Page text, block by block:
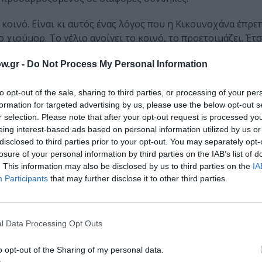
- Do Not Process My Personal Information
opt-out of the sale, sharing to third parties, or processing of your
for targeted advertising by us, please use the below opt-out
selection. Please note that after your opt-out request is processed
interest-based ads based on personal information utilized by us
to third parties prior to your opt-out. You may separately
of your personal information by third parties on the IAB’s list of
This information may also be disclosed by us to third parties on the
Participants that may further disclose it to other third parties.
Data Processing Opt Outs
opt-out of the Sharing of my personal data.
Είναι κι αυτός ένας λόγος που η Κικουνοχάνα
Το γέλιο ανοίγει το κοινό, το προετοιμάζει.
το οποίο έχω παίξει σε διάφορα καφενεία της
αίθουσας. Χρειάστηκε να απαντήσω στον εαυτό
Από τότε ρίζωσε μέσα μου η πεποίθηση πως το
μπορεί να ακολουθεί τον άλλο για μέρες μετά.
χρόνων δουλειάς και αναζήτησης.
Ιφιγένεια στη χώρα των Ταύρων. Η επαφή μου με το
συναντάτε αυτή τη στιγμή. Συνειδητή αναπνοή,
ελάχιστους ρόλους στη ζωή τους. Όπως στο